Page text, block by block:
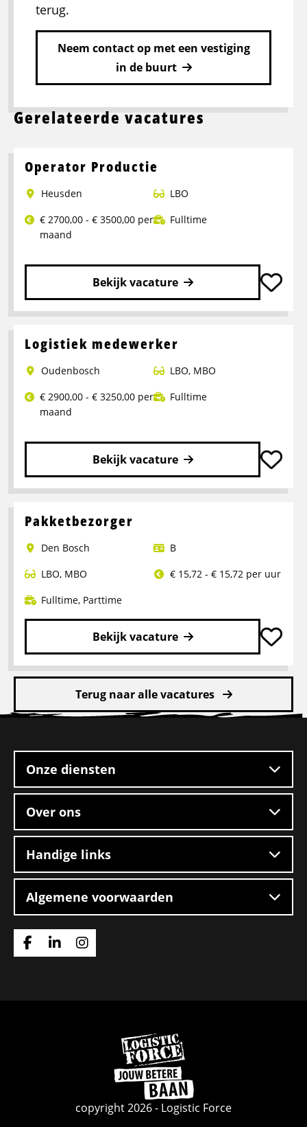
terug.
Neem contact op met een vestiging
in de buurt
Gerelateerde vacatures
Operator Productie
Heusden
LBO
€ 2700,00 - € 3500,00 per
maand
Fulltime
Bekijk vacature
Lees
over
Operator
Productie
Logistiek medewerker
Oudenbosch LBO, MBO
€ 2900,00 - € 3250,00 per
maand
Fulltime
Bekijk vacature
Lees
over
medewerker
Pakketbezorger
Den Bosch
B
LBO, MBO
€ 15,72 - € 15,72 per uur
Fulltime, Parttime
Bekijk vacature
Lees
meer
Pakketbezorger
Terug naar alle vacatures
footer
Onze diensten
Over ons
Handige links
Algemene voorwaarden
Ga
Ga
Ga
Ga
naar
de
homepage
copyright 2026 - Logistic Force